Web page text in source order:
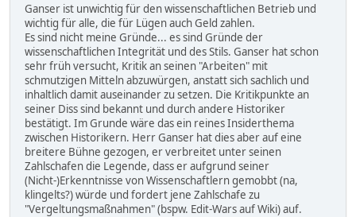
Ganser ist unwichtig für den wissenschaftlichen Betrieb und
wichtig für alle, die für Lügen auch Geld zahlen.
Es sind nicht meine Gründe... es sind Gründe der
wissenschaftlichen Integrität und des Stils. Ganser hat schon
sehr früh versucht, Kritik an seinen "Arbeiten" mit
schmutzigen Mitteln abzuwürgen, anstatt sich sachlich und
inhaltlich damit auseinander zu setzen. Die Kritikpunkte an
seiner Diss sind bekannt und durch andere Historiker
bestätigt. Im Grunde wäre das ein reines Insiderthema
zwischen Historikern. Herr Ganser hat dies aber auf eine
breitere Bühne gezogen, er verbreitet unter seinen
Zahlschafen die Legende, dass er aufgrund seiner
(Nicht-)Erkenntnisse von Wissenschaftlern gemobbt (na,
klingelts?) würde und fordert jene Zahlschafe zu
"Vergeltungsmaßnahmen" (bspw. Edit-Wars auf Wiki) auf.